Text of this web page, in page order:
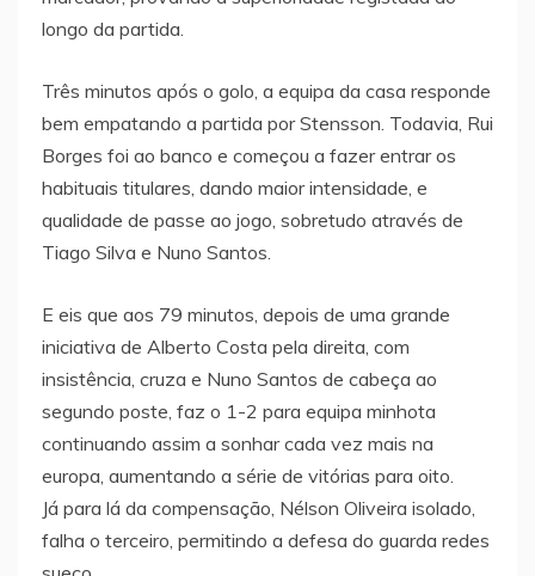
longo da partida.
Três minutos após o golo, a equipa da casa responde
bem empatando a partida por Stensson. Todavia, Rui
Borges foi ao banco e começou a fazer entrar os
habituais titulares, dando maior intensidade, e
qualidade de passe ao jogo, sobretudo através de
Tiago Silva e Nuno Santos.
E eis que aos 79 minutos, depois de uma grande
iniciativa de Alberto Costa pela direita, com
insistência, cruza e Nuno Santos de cabeça ao
segundo poste, faz o 1-2 para equipa minhota
continuando assim a sonhar cada vez mais na
europa, aumentando a série de vitórias para oito.
Já para lá da compensação, Nélson Oliveira isolado,
falha o terceiro, permitindo a defesa do guarda redes